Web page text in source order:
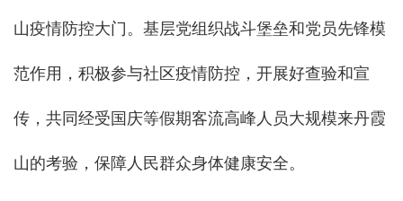
山疫情防控大门。基层党组织战斗堡垒和党员先锋模
范作用，积极参与社区疫情防控，开展好查验和宣
传，共同经受国庆等假期客流高峰人员大规模来丹霞
山的考验，保障人民群众身体健康安全。